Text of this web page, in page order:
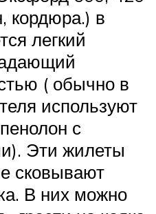
кордюра.) в
легкий
( обычно в
используют
с
Эти жилеты
сковывают
В них можно